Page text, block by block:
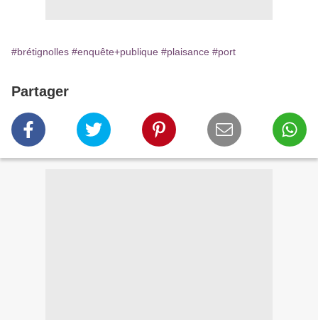
#brétignolles #enquête+publique #plaisance #port
Partager